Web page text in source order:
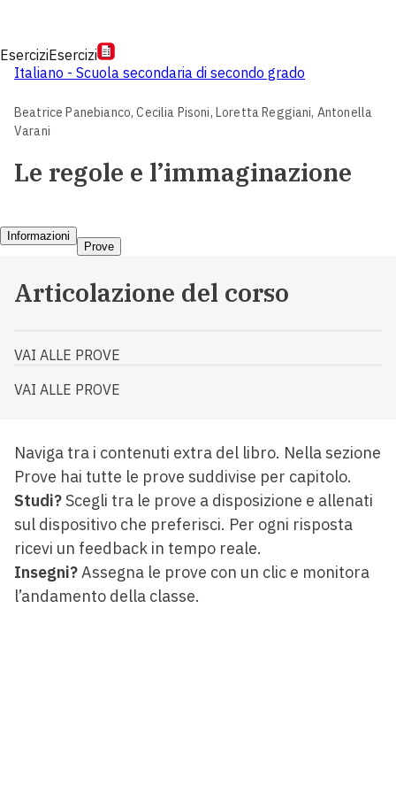
EserciziEsercizi
Italiano - Scuola secondaria di secondo grado
Beatrice Panebianco,Cecilia Pisoni, Loretta Reggiani, Antonella
Varani
Le regole e l’immaginazione
Informazioni
Prove
Articolazione del corso
VAI ALLE PROVE
VAI ALLE PROVE
Naviga tra i contenuti extra del libro. Nella sezione
Prove hai tutte le prove suddivise per capitolo.
Studi?Scegli tra le prove a disposizione e allenati
sul dispositivo che preferisci. Per ogni risposta
ricevi un feedback in tempo reale.
Insegni? Assegna le prove con un clic e monitora
l’andamento della classe.